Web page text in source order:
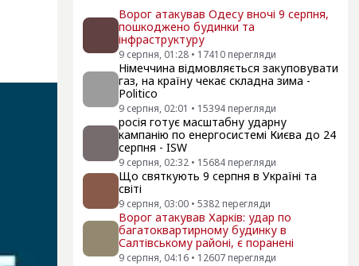
Ворог атакував Одесу вночі 9 серпня,
пошкоджено будинки та
інфраструктуру
9 серпня, 01:28 • 17410 перегляди
Німеччина відмовляється закуповувати
газ, на країну чекає складна зима -
Politico
9 серпня, 02:01 • 15394 перегляди
росія готує масштабну ударну
кампанію по енергосистемі Києва до 24
серпня - ISW
9 серпня, 02:32 • 15684 перегляди
Що святкують 9 серпня в Україні та
світі
9 серпня, 03:00 • 5382 перегляди
Ворог атакував Харків: удар по
багатоквартирному будинку в
Салтівському районі, є поранені
9 серпня, 04:16 • 12607 перегляди